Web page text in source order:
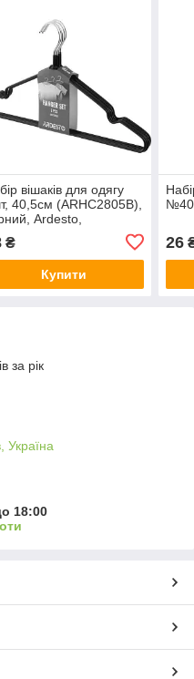
вішаків для одягу
40,5см (ARHC2805B),
Ardesto,
₴
Купити
№40
26
за рік
Україна
18:00